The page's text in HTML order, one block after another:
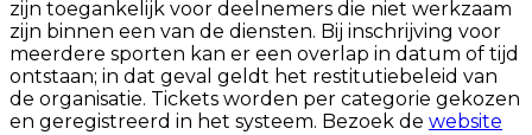
zijn toegankelijk voor deelnemers die niet werkzaam
zijn binnen een van de diensten. Bij inschrijving voor
meerdere sporten kan er een overlap in datum of tijd
ontstaan; in dat geval geldt het restitutiebeleid van
de organisatie. Tickets worden per categorie gekozen
en geregistreerd in het systeem. Bezoek de website